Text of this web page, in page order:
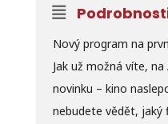
Nový program na
Jak už možná víte,
novinku – kino
nebudete vědět, jaký